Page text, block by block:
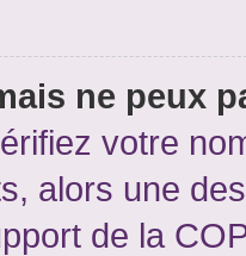
ne peux
votre
alors une
de la